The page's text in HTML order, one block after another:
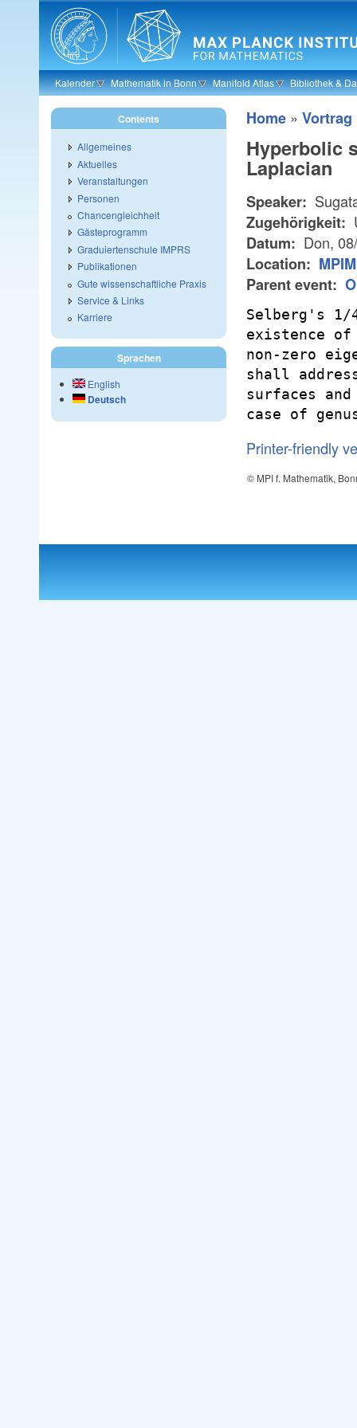
Skip to main content
Kalender Mathematik in Bonn Manifold Atlas Bibliothek &
Home » Vortrag
Hyperbolic
Laplacian
Speaker:
Zugehörigkeit:
Datum: Don,
Location:
Parent event:
Selberg's 1/
existence
non-zero
shall
surfaces
Printer-friendly
© MPI f. Mathematik,
Contents
Allgemeines
Aktuelles
Veranstaltungen
Personen
Chancengleichheit
Gästeprogramm
Graduiertenschule IMPRS
Publikationen
Gute wissenschaftliche Praxis
Service & Links
Karriere
Sprachen
English
Deutsch